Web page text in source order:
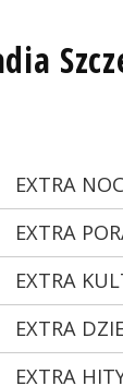
EXTRA NOC
EXTRA
EXTRA
EXTRA
EXTRA